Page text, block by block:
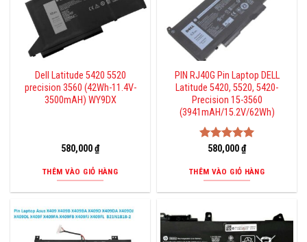
Dell Latitude 5420 5520
precision 3560 (42Wh-11.4V-
3500mAH) WY9DX
580,000₫
THÊM VÀO GIỎ HÀNG
PIN RJ40G Pin Laptop DELL
Latitude 5420, 5520, 5420-
Precision 15-3560
(3941mAH/15.2V/62Wh)
Được xếp
5 sao
580,000₫
THÊM VÀO GIỎ HÀNG